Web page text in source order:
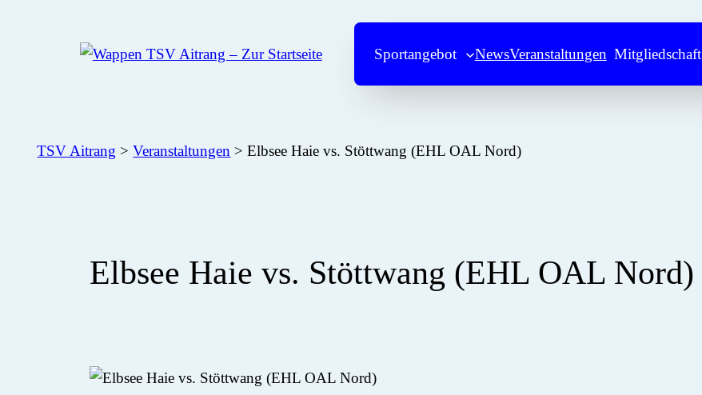
Sportangebot NewsVeranstaltungen Mitgliedschaft
TSV Aitrang >Veranstaltungen >Elbsee Haie vs. Stöttwang (EHL OAL Nord)
Elbsee Haie vs. Stöttwang (EHL OAL Nord)